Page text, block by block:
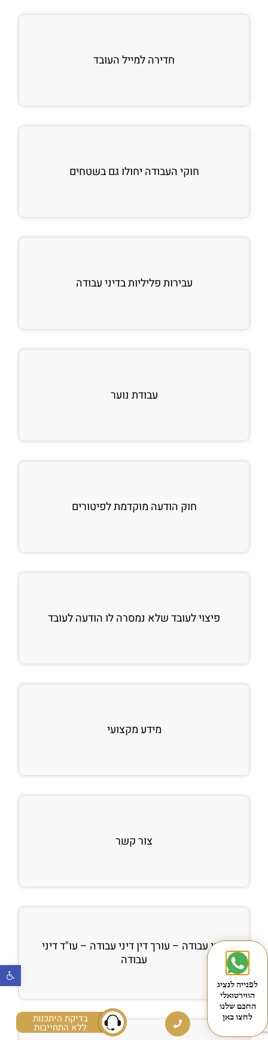
בדיקת היתכנות
ללא התחייבות
חדירה למייל העובד
חוקי העבודה יחולו גם בשטחים
עבירות פליליות בדיני עבודה
עבודת נוער
חוק הודעה מוקדמת לפיטורים
פיצוי לעובד שלא נמסרה לו הודעה לעובד
מידע מקצועי
צור קשר
דיני עבודה – עורך דין דיני עבודה – עו"ד דיני
עבודה
לפנייה לנציג
הווירטואלי
החכם שלנו
לחצו כאן